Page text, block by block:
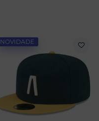
NOVIDADE